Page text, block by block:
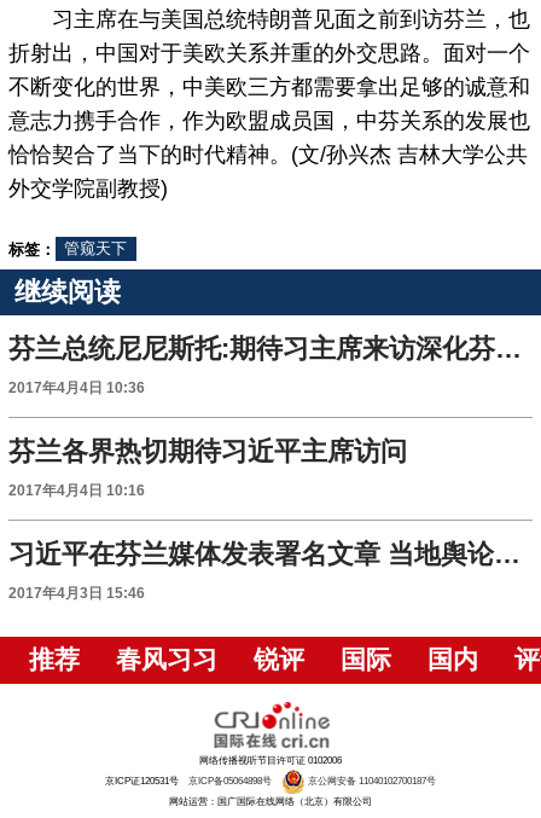
习主席在与美国总统特朗普见面之前到访芬兰，也
折射出，中国对于美欧关系并重的外交思路。面对一个
不断变化的世界，中美欧三方都需要拿出足够的诚意和
意志力携手合作，作为欧盟成员国，中芬关系的发展也
恰恰契合了当下的时代精神。(文/孙兴杰 吉林大学公共
外交学院副教授)
标签： 管窥天下
继续阅读
芬兰总统尼尼斯托:期待习主席来访深化芬中各领域合作
2017年4月4日 10:36
芬兰各界热切期待习近平主席访问
2017年4月4日 10:16
习近平在芬兰媒体发表署名文章 当地舆论积极评价两国关系
2017年4月3日 15:46
推荐 春风习习 锐评 国际 国内
网络传播视听节目许可证 0102006
京ICP证120531号 京ICP备05064898号
京公网安备 11040102700187号
网站运营：国广国际在线网络（北京）有限公司